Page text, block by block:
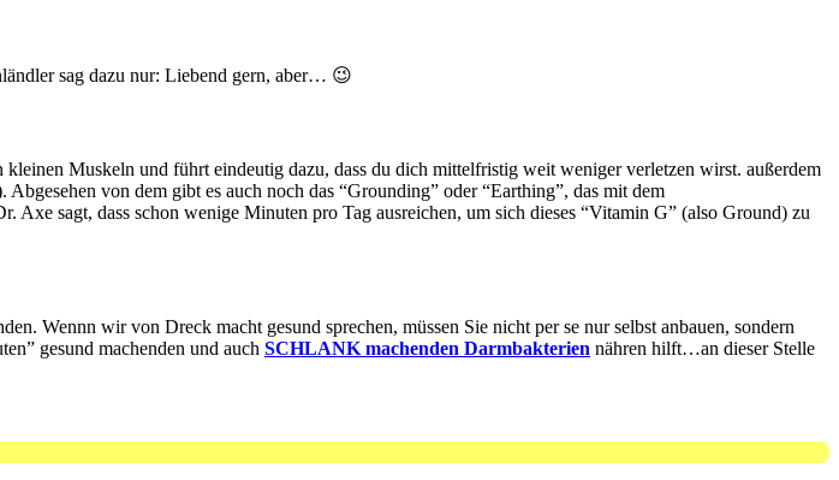
sag dazu nur: Liebend gern, aber… 😉
Muskeln und führt eindeutig dazu, dass du dich mittelfristig weit weniger verletzen wirst. außerdem
von dem gibt es auch noch das “Grounding” oder “Earthing”, das mit dem
Axe sagt, dass schon wenige Minuten pro Tag ausreichen, um sich dieses “Vitamin G” (also Ground) zu
Wennn wir von Dreck macht gesund sprechen, müssen Sie nicht per se nur selbst anbauen, sondern
gesund machenden und auch SCHLANK machenden Darmbakterien nähren hilft…an dieser Stelle